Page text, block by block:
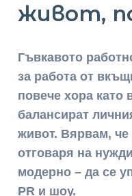
живот,
Гъвкавото
за работа от
повече хора като
балансират
живот. Вярвам, че
отговаря на
модерно – да се
PR и шоу.